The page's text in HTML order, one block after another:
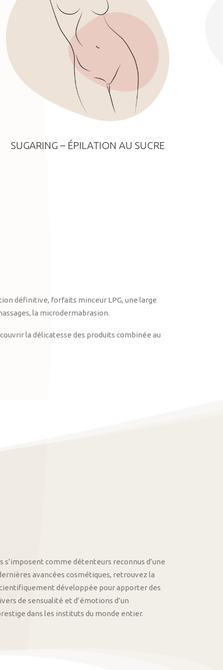
SUGARING – ÉPILATION AU SUCRE
définitive, forfaits minceur LPG, une large
la microdermabrasion.
la délicatesse des produits combinée au
s’imposent comme détenteurs reconnus d’une
avancées cosmétiques, retrouvez la
développée pour apporter des
de sensualité et d’émotions d’un
dans les instituts du monde entier.